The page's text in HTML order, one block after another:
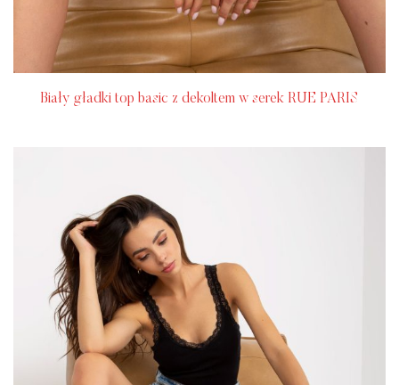
Biały gładki top basic z dekoltem w serek RUE PARIS